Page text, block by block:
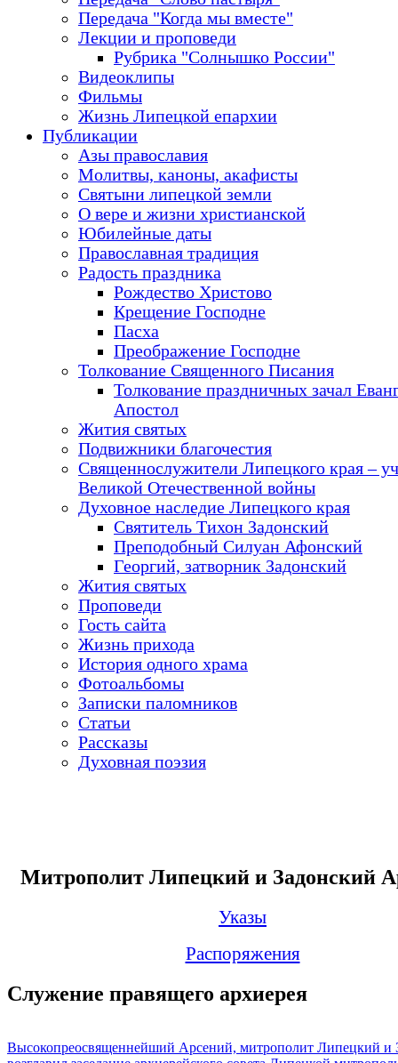
Передача "Когда мы вместе"
Лекции и проповеди
Рубрика "Солнышко России"
Видеоклипы
Фильмы
Жизнь Липецкой епархии
Публикации
Азы православия
Молитвы, каноны, акафисты
Святыни липецкой земли
О вере и жизни христианской
Юбилейные даты
Православная традиция
Радость праздника
Рождество Христово
Крещение Господне
Пасха
Преображение Господне
Толкование Священного Писания
Толкование праздничных зачал
Апостол
Жития святых
Подвижники благочестия
Священнослужители Липецкого края –
Великой Отечественной войны
Духовное наследие Липецкого края
Святитель Тихон Задонский
Преподобный Силуан Афонский
Георгий, затворник Задонский
Жития святых
Проповеди
Гость сайта
Жизнь прихода
История одного храма
Фотоальбомы
Записки паломников
Статьи
Рассказы
Духовная поэзия
Митрополит Липецкий и Задонский
Указы
Распоряжения
Служение правящего архиерея
Высокопреосвященнейший Арсений, митрополит Липецкий и